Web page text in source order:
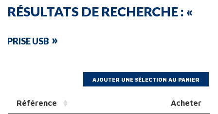
RÉSULTATS DE RECHERCHE : «
PRISE USB »
Référence Acheter